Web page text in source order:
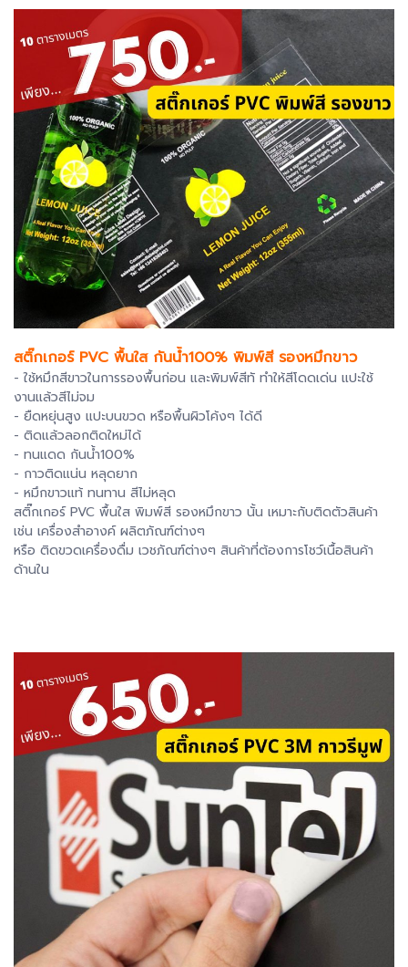
สติ๊กเกอร์ PVC พื้นใส กันน้ำ100% พิมพ์สี รองหมึกขาว
- ใช้หมึกสีขาวในการรองพื้นก่อน และพิมพ์สีทั ทำให้สีโดดเด่น แปะใช้
งานแล้วสีไม่จม
- ยืดหยุ่นสูง แปะบนขวด หรือพื้นผิวโค้งๆ ได้ดี
- ติดแล้วลอกติดใหม่ได้
- ทนแดด กันน้ำ100%
- กาวติดแน่น หลุดยาก
- หมึกขาวแท้ ทนทาน สีไม่หลุด
สติ๊กเกอร์ PVC พื้นใส พิมพ์สี รองหมึกขาว นั้น เหมาะกับติดตัวสินค้า
เช่น เครื่องสำอางค์ ผลิตภัณฑ์ต่างๆ
หรือ ติดขวดเครื่องดื่ม เวชภัณฑ์ต่างๆ สินค้าที่ต้องการโชว์เนื้อสินค้า
ด้านใน